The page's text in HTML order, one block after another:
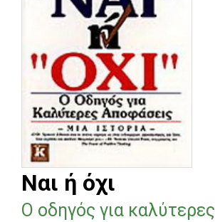
Ναι ή όχι
Ο οδηγός για καλύτερες